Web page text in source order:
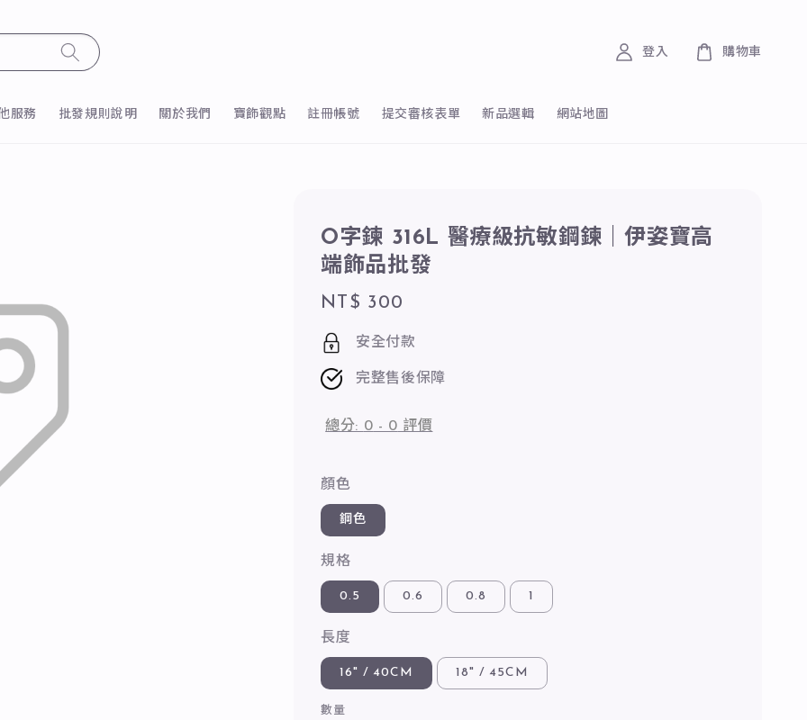
服務 批發規則說明 關於我們 寶飾觀點 註冊帳號 提交審核表單 新品選輯 網站地圖
登入 購物車
O字鍊 316L 醫療級抗敏鋼鍊｜伊姿寶高
端飾品批發
Regular
price
NT$ 300
安全付款
完整售後保障
總分: 0 - 0 評價
顏色
鋼色
規格
0.5 0.6 0.8 1
長度
16" / 40CM 18" / 45CM
數量